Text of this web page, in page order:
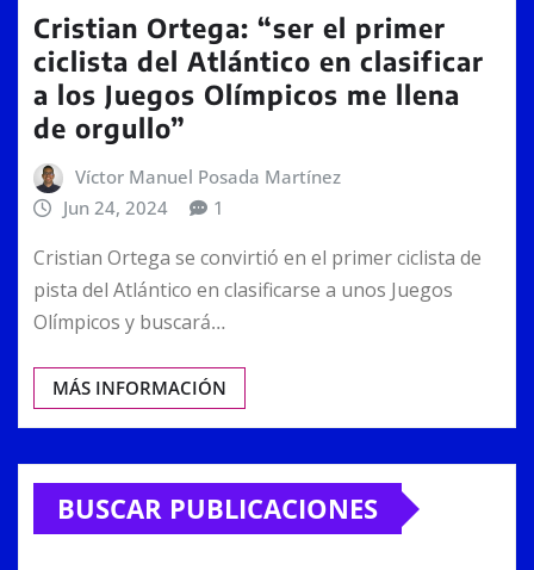
Cristian Ortega: “ser el primer
ciclista del Atlántico en clasificar
a los Juegos Olímpicos me llena
de orgullo”
Víctor Manuel Posada Martínez
Jun 24, 2024
1
Cristian Ortega se convirtió en el primer ciclista de
pista del Atlántico en clasificarse a unos Juegos
Olímpicos y buscará…
MÁS INFORMACIÓN
BUSCAR PUBLICACIONES